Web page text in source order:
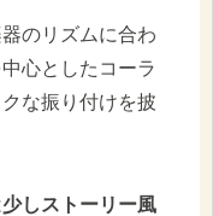
のリズムに合わ
心としたコーラ
な振り付けを披
少しストーリー風